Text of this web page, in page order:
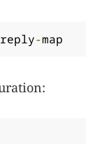
reply-map